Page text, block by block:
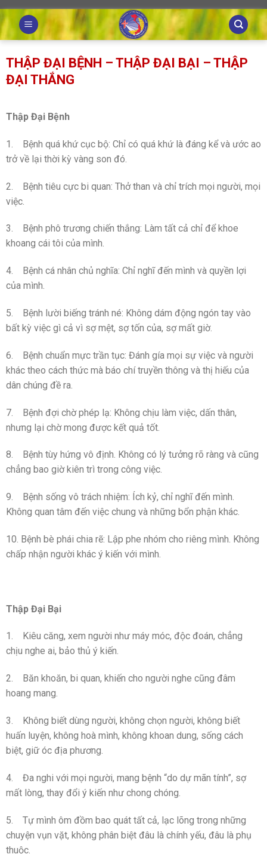
Skip
to
content
THẬP ĐẠI BỆNH – THẬP ĐẠI BẠI – THẬP
ĐẠI THẮNG
Thập Đại Bệnh
1. Bệnh quá khứ cục bộ: Chỉ có quá khứ là đáng kể và ước ao
trở về lại thời kỳ vàng son đó.
2. Bệnh tiêu cực bi quan: Thở than và chỉ trích mọi người, mọi
việc.
3. Bệnh phô trương chiến thắng: Làm tất cả chỉ để khoe
khoang cái tôi của mình.
4. Bệnh cá nhân chủ nghĩa: Chỉ nghĩ đến mình và quyền lợi
của mình.
5. Bệnh lười biếng tránh né: Không dám động ngón tay vào
bất kỳ việc gì cả vì sợ mệt, sợ tốn của, sợ mất giờ.
6. Bệnh chuẩn mực trần tục: Đánh gía mọi sự việc và người
khác theo cách thức mà báo chí truyền thông và thị hiếu của
dân chúng đề ra.
7. Bệnh đợi chờ phép lạ: Không chịu làm việc, dấn thân,
nhưng lại chờ mong được kết quả tốt.
8. Bệnh tùy hứng vô định. Không có lý tưởng rõ ràng và cũng
chẳng bao giờ kiên trì trong công việc.
9. Bệnh sống vô trách nhiệm: Ích kỷ, chỉ nghĩ đến mình.
Không quan tâm đến việc chung và những bổn phận khác.
10. Bệnh bè phái chia rẽ: Lập phe nhóm cho riêng mình. Không
chấp nhận người khác ý kiến với mình.
Thập Đại Bại
1. Kiêu căng, xem người như máy móc, độc đoán, chẳng
chịu nghe ai, bảo thủ ý kiến.
2. Băn khoăn, bi quan, khiến cho người nghe cũng đâm
hoang mang.
3. Không biết dùng người, không chọn người, không biết
huấn luyện, không hoà mình, không khoan dung, sống cách
biệt, giữ óc địa phương.
4. Đa nghi với mọi người, mang bệnh “do dự mãn tính”, sợ
mất lòng, thay đổi ý kiến như chong chóng.
5. Tự mình ôm đồm bao quát tất cả, lạc lõng trong những
chuyện vụn vặt, không phân biệt đâu là chính yếu, đâu là phụ
thuộc.